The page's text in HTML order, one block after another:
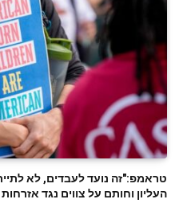
טראמפ:"זה נועד לעבדים, לא
העליון וחותם על צווים נגד